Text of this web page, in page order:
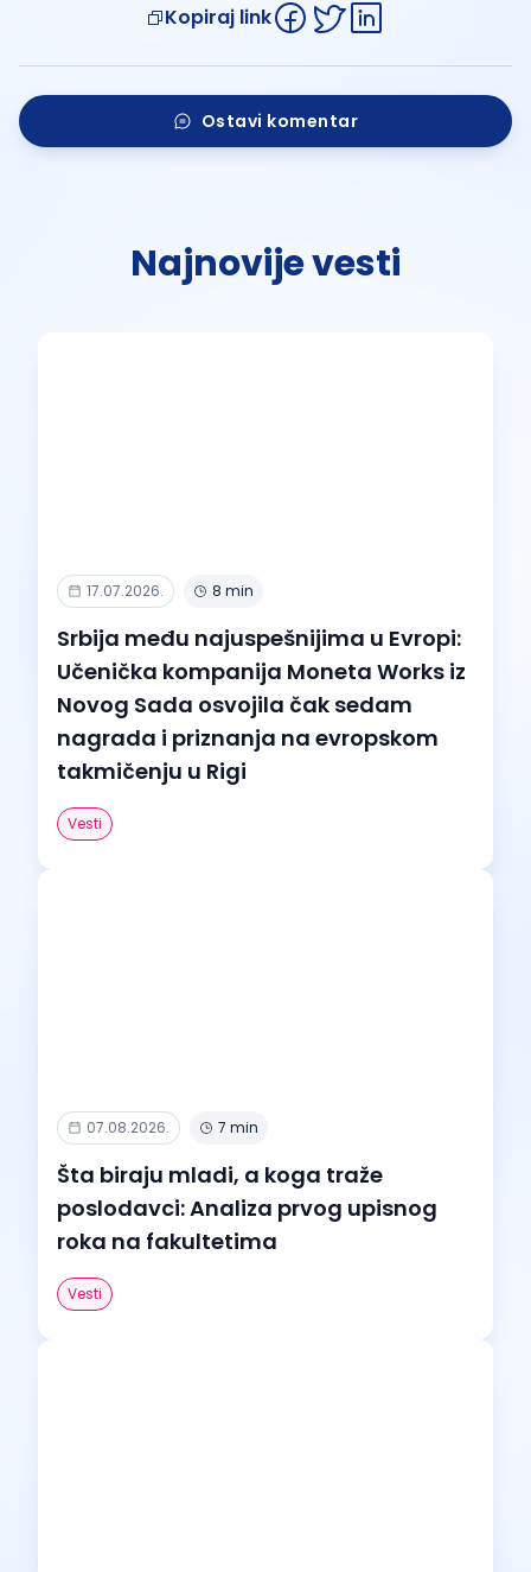
Kopiraj link
Ostavi komentar
Najnovije vesti
17.07.2026. 8 min
Srbija među najuspešnijima u Evropi:
Učenička kompanija Moneta Works iz
Novog Sada osvojila čak sedam
nagrada i priznanja na evropskom
takmičenju u Rigi
Vesti
07.08.2026. 7 min
Šta biraju mladi, a koga traže
poslodavci: Analiza prvog upisnog
roka na fakultetima
Vesti